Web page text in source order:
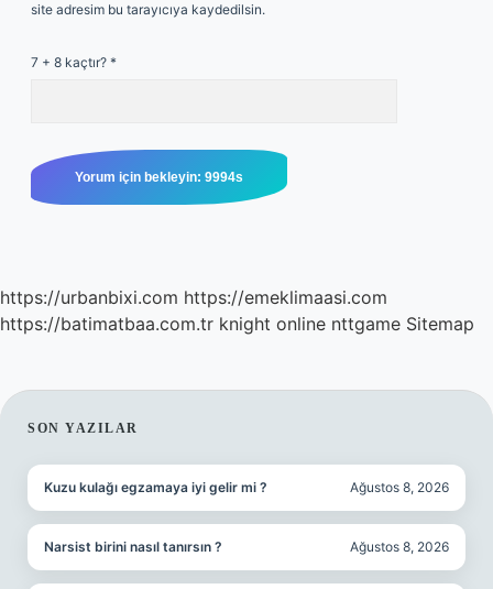
site adresim bu tarayıcıya kaydedilsin.
7 + 8 kaçtır? *
https://urbanbixi.com https://emeklimaasi.com
https://batimatbaa.com.tr knight online nttgame Sitemap
SIDEBAR
SON YAZILAR
Kuzu kulağı egzamaya iyi gelir mi ? Ağustos 8, 2026
Narsist birini nasıl tanırsın ? Ağustos 8, 2026